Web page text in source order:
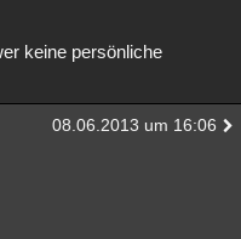
keine persönliche
08.06.2013 um 16:06